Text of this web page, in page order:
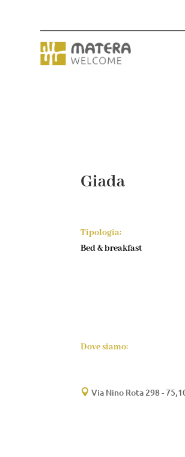
Giada
Tipologia:
Bed & breakfast
Dove siamo:
 Via Nino Rota 298 -